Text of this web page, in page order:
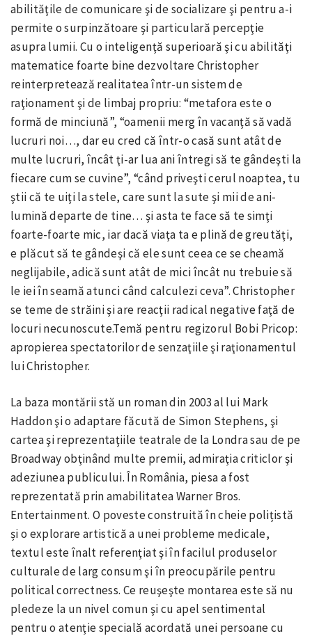
abilităţile de comunicare şi de socializare şi pentru a-i
permite o surpinzătoare şi particulară percepţie
asupra lumii. Cu o inteligenţă superioară şi cu abilităţi
matematice foarte bine dezvoltare Christopher
reinterpretează realitatea într-un sistem de
raţionament şi de limbaj propriu: “metafora este o
formă de minciună”, “oamenii merg în vacanţă să vadă
lucruri noi…, dar eu cred că într-o casă sunt atât de
multe lucruri, încât ţi-ar lua ani întregi să te gândeşti la
fiecare cum se cuvine”, “când priveşti cerul noaptea, tu
ştii că te uiţi la stele, care sunt la sute şi mii de ani-
lumină departe de tine… şi asta te face să te simţi
foarte-foarte mic, iar dacă viaţa ta e plină de greutăţi,
e plăcut să te gândeşi că ele sunt ceea ce se cheamă
neglijabile, adică sunt atât de mici încât nu trebuie să
le iei în seamă atunci când calculezi ceva”. Christopher
se teme de străini şi are reacţii radical negative faţă de
locuri necunoscute.Temă pentru regizorul Bobi Pricop:
apropierea spectatorilor de senzaţiile şi raţionamentul
lui Christopher.
La baza montării stă un roman din 2003 al lui Mark
Haddon şi o adaptare făcută de Simon Stephens, şi
cartea şi reprezentaţiile teatrale de la Londra sau de pe
Broadway obţinând multe premii, admiraţia criticlor şi
adeziunea publicului. În România, piesa a fost
reprezentată prin amabilitatea Warner Bros.
Entertainment. O poveste construită în cheie polițistă
și o explorare artistică a unei probleme medicale,
textul este înalt referenţiat şi în facilul produselor
culturale de larg consum şi în preocupările pentru
political correctness. Ce reuşeşte montarea este să nu
pledeze la un nivel comun şi cu apel sentimental
pentru o atenţie specială acordată unei persoane cu